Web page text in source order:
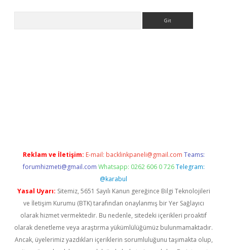
Reklam ve İletişim: E-mail: backlinkpaneli@gmail.com Teams:
forumhizmeti@gmail.com Whatsapp: 0262 606 0 726 Telegram:
@karabul
Yasal Uyarı: Sitemiz, 5651 Sayılı Kanun gereğince Bilgi Teknolojileri
ve İletişim Kurumu (BTK) tarafından onaylanmış bir Yer Sağlayıcı
olarak hizmet vermektedir. Bu nedenle, sitedeki içerikleri proaktif
olarak denetleme veya araştırma yükümlülüğümüz bulunmamaktadır.
Ancak, üyelerimiz yazdıkları içeriklerin sorumluluğunu taşımakta olup,